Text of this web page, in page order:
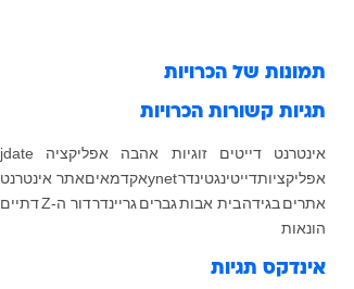
תמונות של הכרויות
תגיות קשורות הכרויות
אינטרנט דייטים זוגיות אהבה אפליקציה
jdate
אפליקציותדייטינגטינדרynetאקדמאיםאתר אינטרנט
אתריםבגידהבית אבותגבריםגריינדרדור ה-Z
דתיים
הונאות
אינדקס תגיות